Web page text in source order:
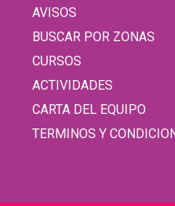
AVISOS
BUSCAR POR ZONAS
CURSOS
ACTIVIDADES
CARTA DEL EQUIPO
TERMINOS Y